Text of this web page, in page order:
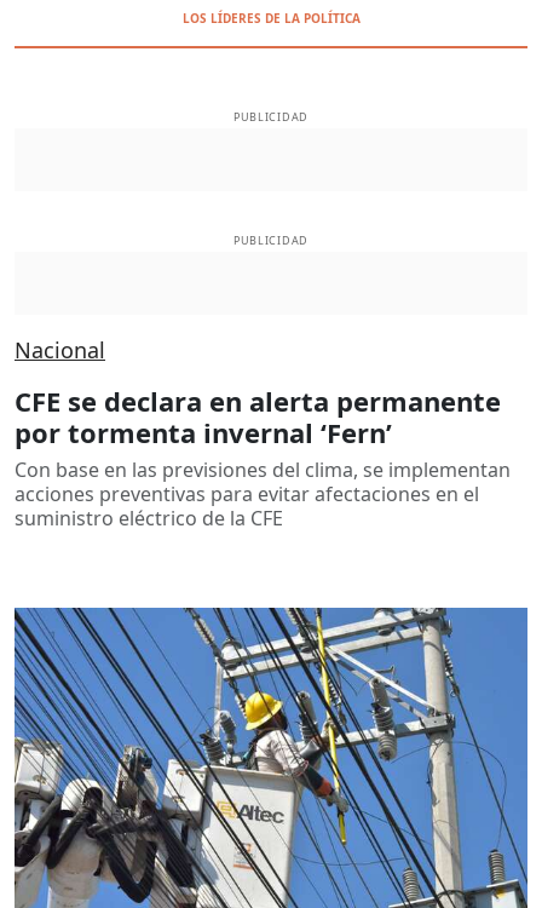
LOS LÍDERES DE LA POLÍTICA
PUBLICIDAD
PUBLICIDAD
Nacional
CFE se declara en alerta permanente
por tormenta invernal ‘Fern’
Con base en las previsiones del clima, se implementan
acciones preventivas para evitar afectaciones en el
suministro eléctrico de la CFE